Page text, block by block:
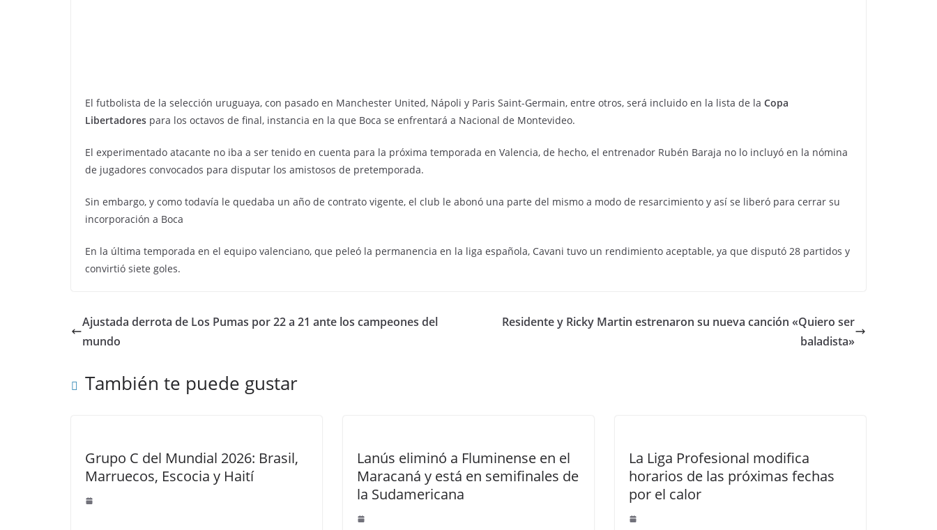
El futbolista de la selección uruguaya, con pasado en Manchester United, Nápoli y Paris Saint-Germain, entre otros, será incluido en la lista de la Copa
Libertadores para los octavos de final, instancia en la que Boca se enfrentará a Nacional de Montevideo.
El experimentado atacante no iba a ser tenido en cuenta para la próxima temporada en Valencia, de hecho, el entrenador Rubén Baraja no lo incluyó en la nómina
de jugadores convocados para disputar los amistosos de pretemporada.
Sin embargo, y como todavía le quedaba un año de contrato vigente, el club le abonó una parte del mismo a modo de resarcimiento y así se liberó para cerrar su
incorporación a Boca
En la última temporada en el equipo valenciano, que peleó la permanencia en la liga española, Cavani tuvo un rendimiento aceptable, ya que disputó 28 partidos y
convirtió siete goles.
Ajustada derrota de Los Pumas por 22 a 21 ante los campeones del
mundo
Residente y Ricky Martin estrenaron su nueva canción «Quiero ser
baladista»
También te puede gustar
Grupo C del Mundial 2026: Brasil,
Marruecos, Escocia y Haití
Lanús eliminó a Fluminense en el
Maracaná y está en semifinales de
la Sudamericana
La Liga Profesional modifica
horarios de las próximas fechas
por el calor